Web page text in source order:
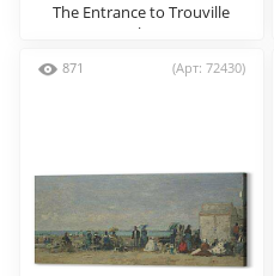
The Entrance to Trouville
Harbour
871 (Арт: 72430)